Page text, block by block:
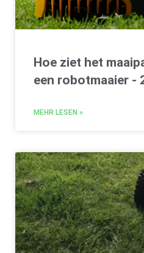
Hoe ziet het
een robotmaaier -
MEHR LESEN »